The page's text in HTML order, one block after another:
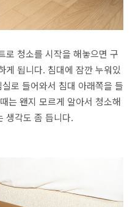
로 청소를 시작을 해놓으면 구
게 됩니다. 침대에 잠깐 누워있
로 들어와서 침대 아래쪽을 들
는 왠지 모르게 알아서 청소해
생각도 좀 듭니다.